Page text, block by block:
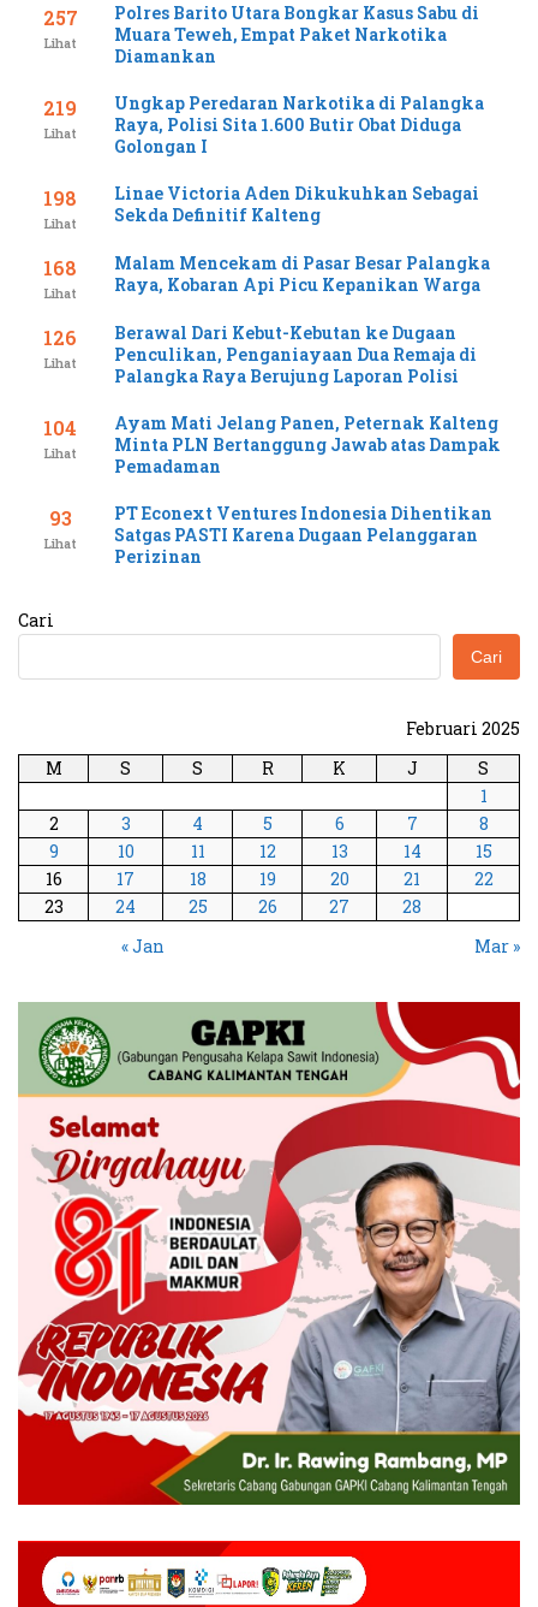
257
Lihat
Polres Barito Utara Bongkar Kasus Sabu di
Muara Teweh, Empat Paket Narkotika
Diamankan
219
Lihat
Ungkap Peredaran Narkotika di Palangka
Raya, Polisi Sita 1.600 Butir Obat Diduga
Golongan I
198
Lihat
Linae Victoria Aden Dikukuhkan Sebagai
Sekda Definitif Kalteng
168
Lihat
Malam Mencekam di Pasar Besar Palangka
Raya, Kobaran Api Picu Kepanikan Warga
126
Lihat
Berawal Dari Kebut-Kebutan ke Dugaan
Penculikan, Penganiayaan Dua Remaja di
Palangka Raya Berujung Laporan Polisi
104
Lihat
Ayam Mati Jelang Panen, Peternak Kalteng
Minta PLN Bertanggung Jawab atas Dampak
Pemadaman
93
Lihat
PT Econext Ventures Indonesia Dihentikan
Satgas PASTI Karena Dugaan Pelanggaran
Perizinan
Cari
Cari
Februari 2025
M
S S R K J
S
1
2
3 4 5 6 7
8
9
10 11 12 13 14
15
16
17 18 19 20 21
22
23
24 25 26 27
28
« Jan
Mar »